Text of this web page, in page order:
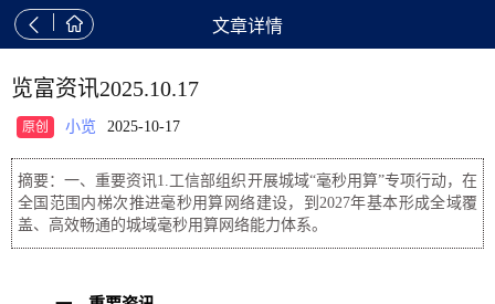
  文章详情
览富资讯2025.10.17
原创 小览 2025-10-17
摘要：一、重要资讯1.工信部组织开展城域“毫秒用算”专项行动，在
全国范围内梯次推进毫秒用算网络建设，到2027年基本形成全域覆
盖、高效畅通的城域毫秒用算网络能力体系。